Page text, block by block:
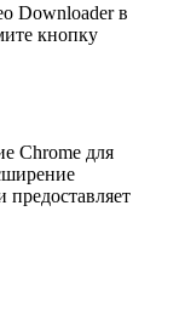
Downloader в
кнопку
Chrome для
предоставляет